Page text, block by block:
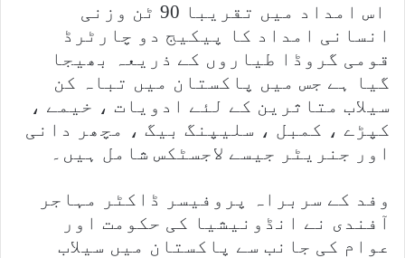
اس امداد میں تقریبا 90 ٹن وزنی
انسانی امداد کا پیکیج دو چارٹرڈ
قومی گروڈا طیاروں کے ذریعہ بھیجا
گیا ہے جس میں پاکستان میں تباہ کن
سیلاب متاثرین کے لئے ادویات ، خیمے ،
کپڑے ، کمبل ، سلیپنگ بیگ ، مچھر دانی
اور جنریٹر جیسے لاجسٹکس شامل ہیں۔
وفد کے سربراہ پروفیسر ڈاکٹر مہاجر
آفندی نے انڈونیشیا کی حکومت اور
عوام کی جانب سے پاکستان میں سیلاب